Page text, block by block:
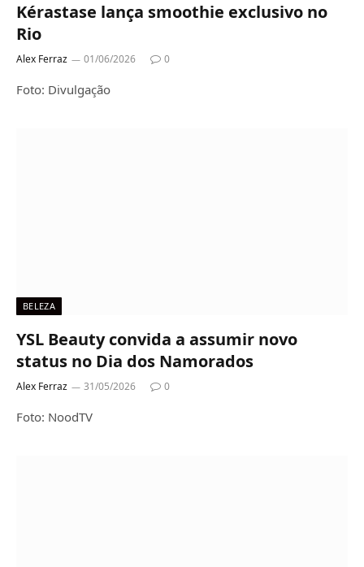
Kérastase lança smoothie exclusivo no
Rio
Alex Ferraz 01/06/2026 0
Foto: Divulgação
BELEZA
YSL Beauty convida a assumir novo
status no Dia dos Namorados
Alex Ferraz 31/05/2026 0
Foto: NoodTV